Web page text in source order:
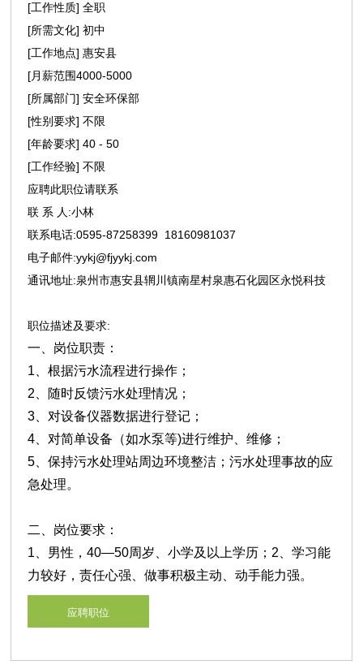
[工作性质] 全职
[所需文化] 初中
[工作地点] 惠安县
[月薪范围4000-5000
[所属部门] 安全环保部
[性别要求] 不限
[年龄要求] 40 - 50
[工作经验] 不限
应聘此职位请联系
联 系 人:小林
联系电话:0595-87258399 18160981037
电子邮件:yykj@fjyykj.com
通讯地址:泉州市惠安县辋川镇南星村泉惠石化园区永悦科技
职位描述及要求:
一、岗位职责：
1、根据污水流程进行操作；
2、随时反馈污水处理情况；
3、对设备仪器数据进行登记；
4、对简单设备（如水泵等)进行维护、维修；
5、保持污水处理站周边环境整洁；污水处理事故的应
急处理。
二、岗位要求：
1、男性，40—50周岁、小学及以上学历；2、学习能
力较好，责任心强、做事积极主动、动手能力强。
应聘职位